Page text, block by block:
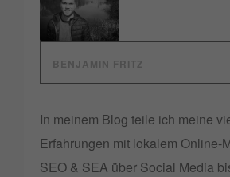
BENJAMIN FRITZ
In meinem Blog teile ich meine
Erfahrungen mit lokalem Online-
SEO & SEA über Social Media